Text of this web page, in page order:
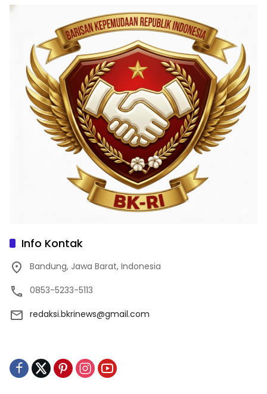
Info Kontak
Bandung, Jawa Barat, Indonesia
0853-5233-5113
redaksi.bkrinews@gmail.com